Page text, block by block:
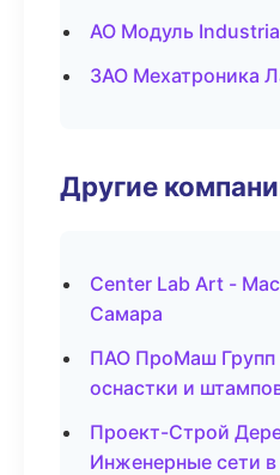
АО Модуль
ЗАО Мехатроника
Другие
Center Lab Art -
Самара
ПАО ПроМаш Групп
оснастки и
Проект-Строй
Инженерные сети